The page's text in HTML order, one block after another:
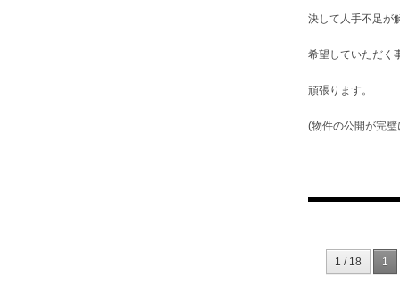
決して人手不足が
希望していただく
頑張ります。
(物件の公開が完
稿
ナ
1 / 18 1